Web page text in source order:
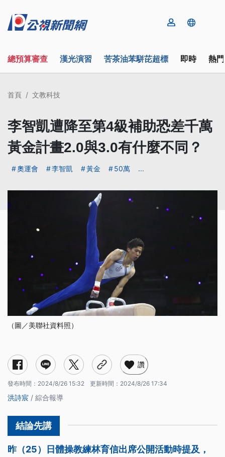
總預算審查 漢光演習 苦茶油苯駢芘超標 即時 熱
首頁 文教科技
李智凱遭降至第4級補助恐差千萬
黃金計畫2.0與3.0有什麼不同？
奧運會 李智凱 黃金 50萬 ...
（圖／美聯社資料照）
黃金計畫是什麼？
為什麼李智凱會被降級？
讚
發布時間： 2024/8/26 15:32 更新時間： 2024/8/26 17:34
洪詩宸 / 綜合報導
昨（25）日體操教練林育信出席公開活動時提及，